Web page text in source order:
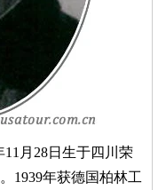
月28日生于四川荣
1939年获德国柏林工